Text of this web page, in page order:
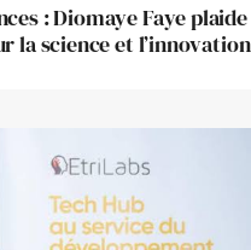
: Diomaye Faye plaide
la science et l’innovation